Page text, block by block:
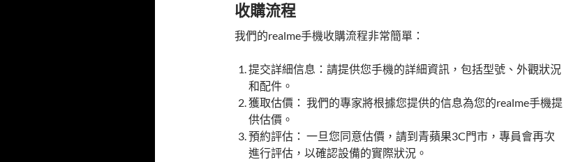
收購流程
我們的realme手機收購流程非常簡單：
提交詳細信息：請提供您手機的詳細資訊，包括型號、外觀狀況
和配件。
獲取估價： 我們的專家將根據您提供的信息為您的realme手機提
供估價。
預約評估： 一旦您同意估價，請到青蘋果3C門市，專員會再次
進行評估，以確認設備的實際狀況。